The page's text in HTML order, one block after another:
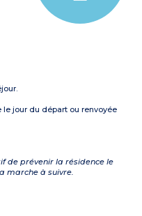
jour du départ ou renvoyée
de prévenir la résidence le
marche à suivre.